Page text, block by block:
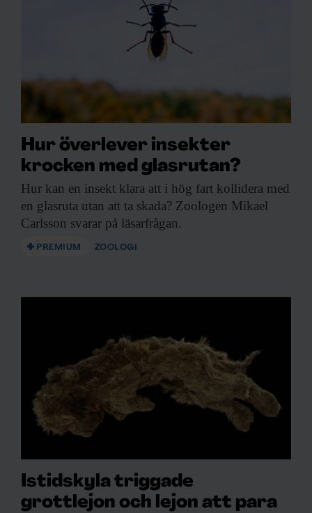
Hur överlever insekter
krocken med glasrutan?
Hur kan en insekt klara att i hög fart kollidera med
en glasruta utan att ta skada? Zoologen Mikael
Carlsson svarar på läsarfrågan.
PREMIUM ZOOLOGI
Istidskyla triggade
grottlejon och lejon att para